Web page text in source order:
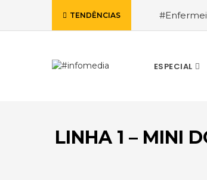
TENDÊNCIAS
ESPECIAL
LINHA 1 – MINI